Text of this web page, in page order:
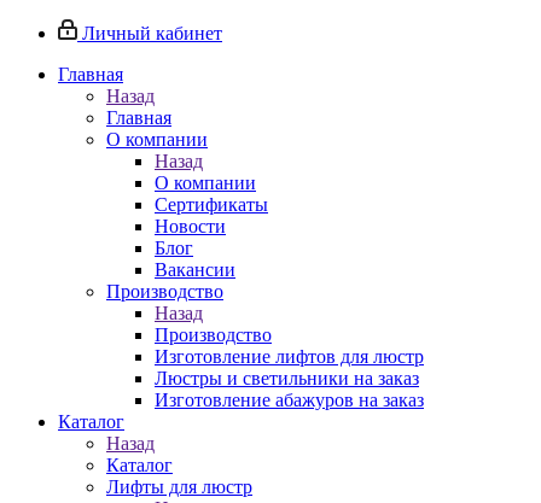
Личный кабинет
Главная
Назад
Главная
О компании
Назад
О компании
Сертификаты
Новости
Блог
Вакансии
Производство
Назад
Производство
Изготовление лифтов для люстр
Люстры и светильники на заказ
Изготовление абажуров на заказ
Каталог
Назад
Каталог
Лифты для люстр